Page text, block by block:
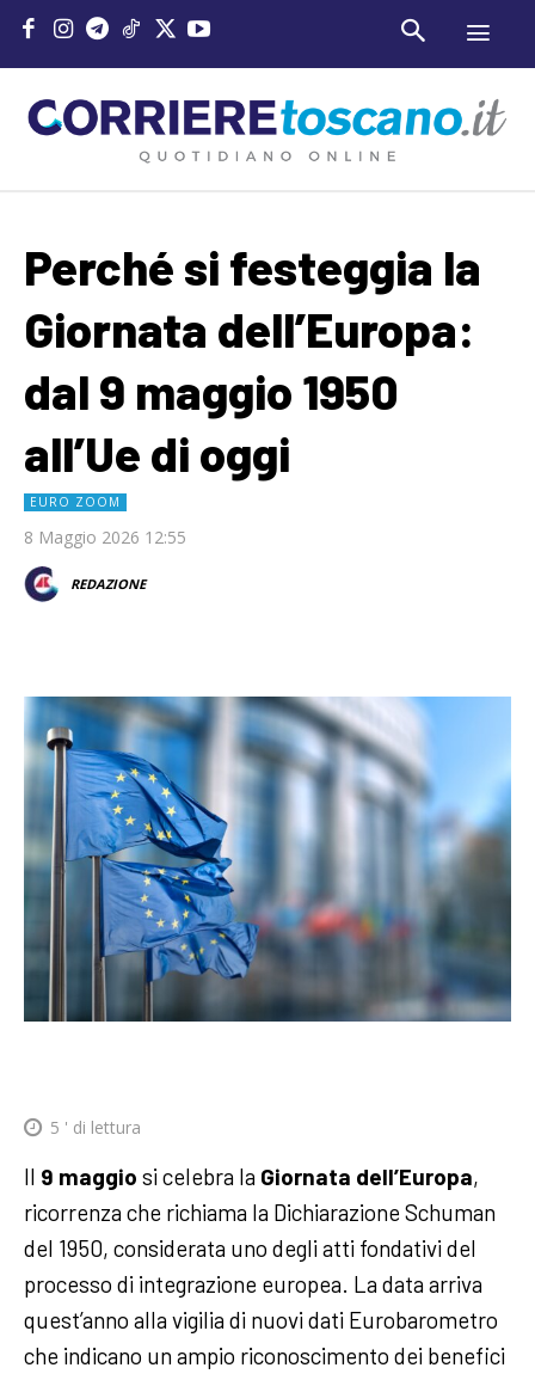
Perché si festeggia la
Giornata dell’Europa:
dal 9 maggio 1950
all’Ue di oggi
EURO ZOOM
8 Maggio 2026 12:55
REDAZIONE
5 ' di lettura
Il 9 maggio si celebra la Giornata dell’Europa,
ricorrenza che richiama la Dichiarazione Schuman
del 1950, considerata uno degli atti fondativi del
processo di integrazione europea. La data arriva
quest’anno alla vigilia di nuovi dati Eurobarometro
che indicano un ampio riconoscimento dei benefici